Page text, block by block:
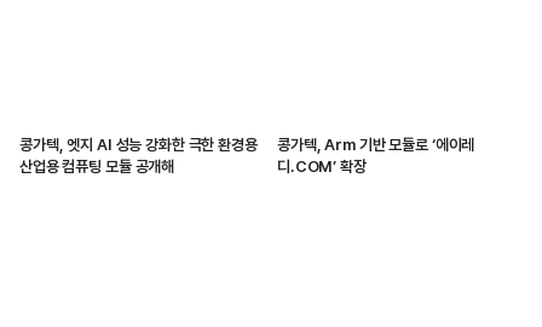
콩가텍, 엣지 AI 성능 강화한 극한 환경용
산업용 컴퓨팅 모듈 공개해
콩가텍, Arm 기반 모듈로 ‘에이레
디.COM’ 확장